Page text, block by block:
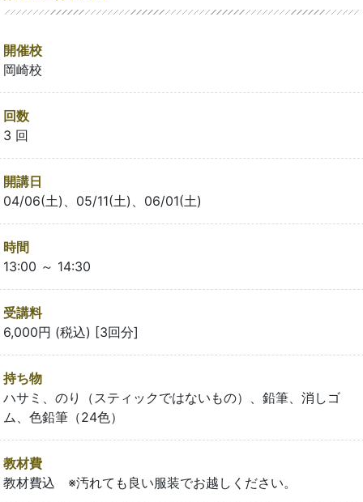
開催校
岡崎校
回数
3 回
開講日
04/06(土)、05/11(土)、06/01(土)
時間
13:00 ～ 14:30
受講料
6,000円 (税込) [3回分]
持ち物
ハサミ、のり（スティックではないもの）、鉛筆、消しゴ
ム、色鉛筆（24色）
教材費
教材費込 ※汚れても良い服装でお越しください。